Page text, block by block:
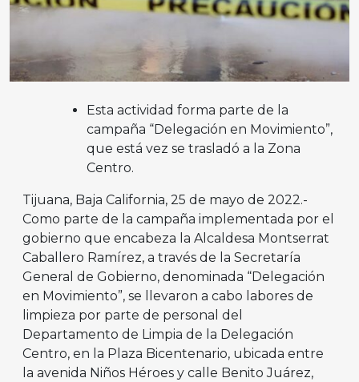
Esta actividad forma parte de la
campaña “Delegación en Movimiento”,
que está vez se trasladó a la Zona
Centro.
Tijuana, Baja California, 25 de mayo de 2022.-
Como parte de la campaña implementada por el
gobierno que encabeza la Alcaldesa Montserrat
Caballero Ramírez, a través de la Secretaría
General de Gobierno, denominada “Delegación
en Movimiento”, se llevaron a cabo labores de
limpieza por parte de personal del
Departamento de Limpia de la Delegación
Centro, en la Plaza Bicentenario, ubicada entre
la avenida Niños Héroes y calle Benito Juárez,